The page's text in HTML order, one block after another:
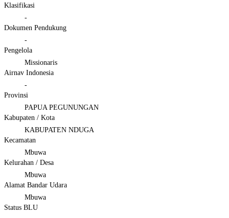
Klasifikasi
-
Dokumen Pendukung
-
Pengelola
Missionaris
Airnav Indonesia
-
Provinsi
PAPUA PEGUNUNGAN
Kabupaten / Kota
KABUPATEN NDUGA
Kecamatan
Mbuwa
Kelurahan / Desa
Mbuwa
Alamat Bandar Udara
Mbuwa
Status BLU